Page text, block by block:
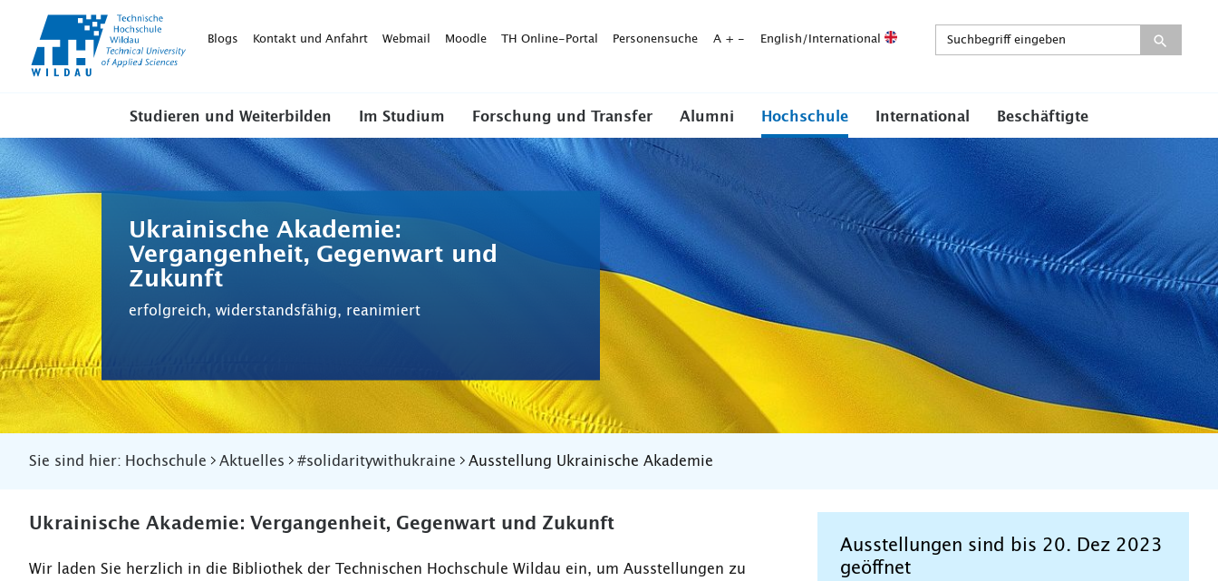
WildauBlogs Kontakt und Anfahrt Webmail Moodle TH Online-Portal Personensuche A + - English/International
Studieren und Weiterbilden Im Studium Forschung und Transfer Alumni Hochschule International Beschäftigte
Ukrainische Akademie:
Vergangenheit, Gegenwart und
Zukunft
erfolgreich, widerstandsfähig, reanimiert
Sie sind hier: Hochschule Aktuelles #solidaritywithukraine Ausstellung Ukrainische Akademie
Ukrainische Akademie: Vergangenheit, Gegenwart und Zukunft
Wir laden Sie herzlich in die Bibliothek der Technischen Hochschule Wildau ein, um Ausstellungen zu
Ausstellungen sind bis 20. Dez 2023
geöffnet